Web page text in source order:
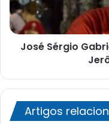
de
Lula
e
Jerônimo
José Sérgio
Artigos